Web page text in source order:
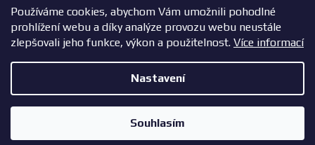
Používáme cookies, abychom Vám umožnili pohodlné
prohlížení webu a díky analýze provozu webu neustále
zlepšovali jeho funkce, výkon a použitelnost. Více informací
Nastavení
Souhlasím
Zákaznický servis
+420 603 785 748
Copyright 2026ZavodniAuta.cz. Všechna práva vyhrazena.|
Zásady ochrany osobních údajů